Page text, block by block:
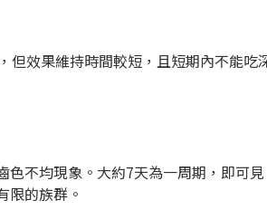
但效果維持時間較短，且短期內不能吃
不均現象。大約7天為一周期，即可見
限的族群。